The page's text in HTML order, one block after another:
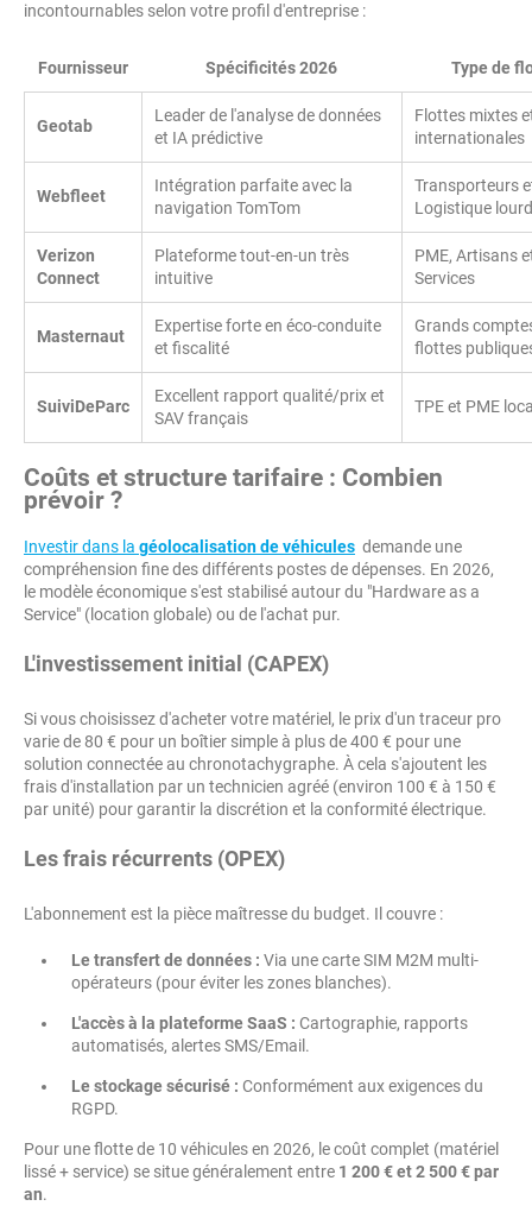
incontournables selon votre profil d'entreprise :
Fournisseur Spécificités 2026 Type de
Geotab
Leader de l'analyse de données
et IA prédictive
Flottes mixtes
internationales
Webfleet
Intégration parfaite avec la
navigation TomTom
Transporteurs
Logistique
Verizon
Connect
Plateforme tout-en-un très
intuitive
PME, Artisans
Services
Masternaut
Expertise forte en éco-conduite
et fiscalité
Grands
flottes
SuiviDeParc
Excellent rapport qualité/prix et
SAV français
TPE et PME
Coûts et structure tarifaire : Combien
prévoir ?
Investir dans la géolocalisation de véhicules demande une
compréhension fine des différents postes de dépenses. En 2026,
le modèle économique s'est stabilisé autour du "Hardware as a
Service" (location globale) ou de l'achat pur.
L'investissement initial (CAPEX)
Si vous choisissez d'acheter votre matériel, le prix d'un traceur pro
varie de 80 € pour un boîtier simple à plus de 400 € pour une
solution connectée au chronotachygraphe. À cela s'ajoutent les
frais d'installation par un technicien agréé (environ 100 € à 150 €
par unité) pour garantir la discrétion et la conformité électrique.
Les frais récurrents (OPEX)
L'abonnement est la pièce maîtresse du budget. Il couvre :
Le transfert de données : Via une carte SIM M2M multi-
opérateurs (pour éviter les zones blanches).
L'accès à la plateforme SaaS : Cartographie, rapports
automatisés, alertes SMS/Email.
Le stockage sécurisé : Conformément aux exigences du
RGPD.
Pour une flotte de 10 véhicules en 2026, le coût complet (matériel
lissé + service) se situe généralement entre 1 200 € et 2 500 € par
an.